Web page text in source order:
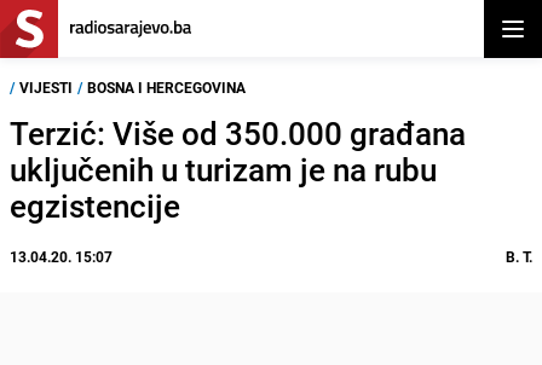
/ VIJESTI / BOSNA I HERCEGOVINA
Terzić: Više od 350.000 građana
uključenih u turizam je na rubu
egzistencije
13.04.20. 15:07 B. T.